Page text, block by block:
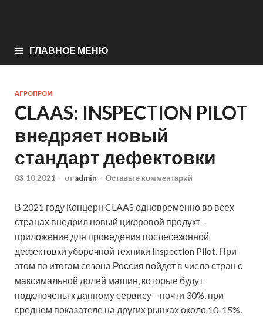
ГЛАВНОЕ МЕНЮ
АГРОПРОМ
CLAAS: INSPECTION PILOT
внедряет новый
стандарт дефектовки
03.10.2021 - от admin - Оставьте комментарий
В 2021 году Концерн CLAAS одновременно во всех
странах внедрил новый цифровой продукт –
приложение для проведения послесезонной
дефектовки уборочной техники Inspection Pilot. При
этом по итогам сезона Россия войдет в число стран с
максимальной долей машин, которые будут
подключены к данному сервису – почти 30%, при
среднем показателе на других рынках около 10-15%.